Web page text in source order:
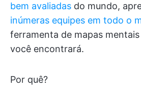
bem avaliadas do mundo,
inúmeras equipes em todo o
ferramenta de mapas
você encontrará.
Por quê?